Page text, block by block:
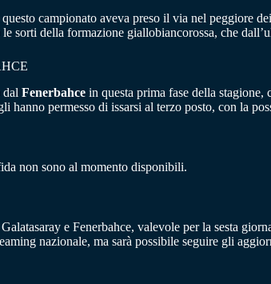
campionato aveva preso il via nel peggiore
sorti della formazione giallobiancorossa, che
Fenerbahce in questa prima fase della
hanno permesso di issarsi al terzo posto, con la
non sono al momento disponibili.
e Fenerbahce, valevole per la sesta
nazionale, ma sarà possibile seguire gli